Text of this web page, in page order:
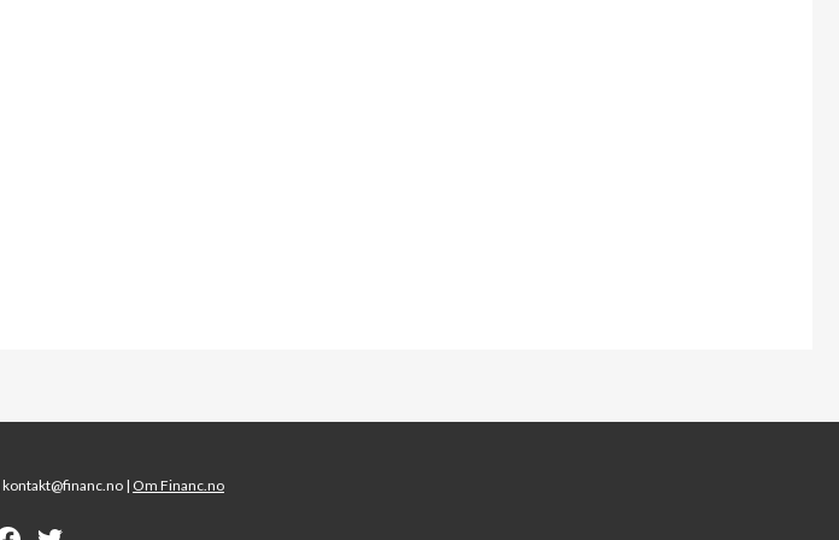
kontakt@financ.no | Om Financ.no